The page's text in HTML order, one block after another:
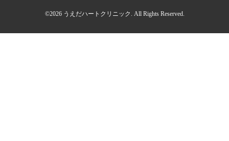
©2026 うえだハートクリニック . All Rights Reserved.